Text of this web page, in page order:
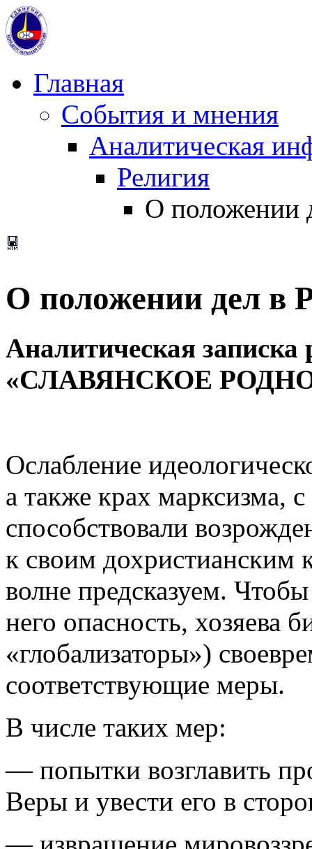
Главная
События и мнения
Аналитическая
Религия
О положении
О положении дел в
Аналитическая
«СЛАВЯНСКОЕ
Ослабление
а также крах марксизма,
способствовали
к своим дохристианским
волне предсказуем.
него опасность, хозяева
«глобализаторы»)
соответствующие меры.
В числе таких мер:
— попытки возглавить
Веры и увести его в